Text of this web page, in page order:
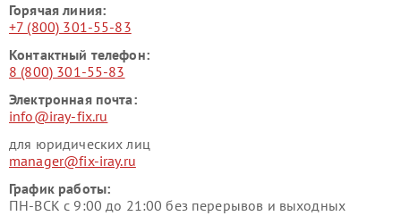
Горячая линия:
+7 (800) 301-55-83
Контактный телефон:
8 (800) 301-55-83
Электронная почта:
info@iray-fix.ru
для юридических лиц
manager@fix-iray.ru
График работы:
ПН-ВСК с 9:00 до 21:00 без перерывов и выходных